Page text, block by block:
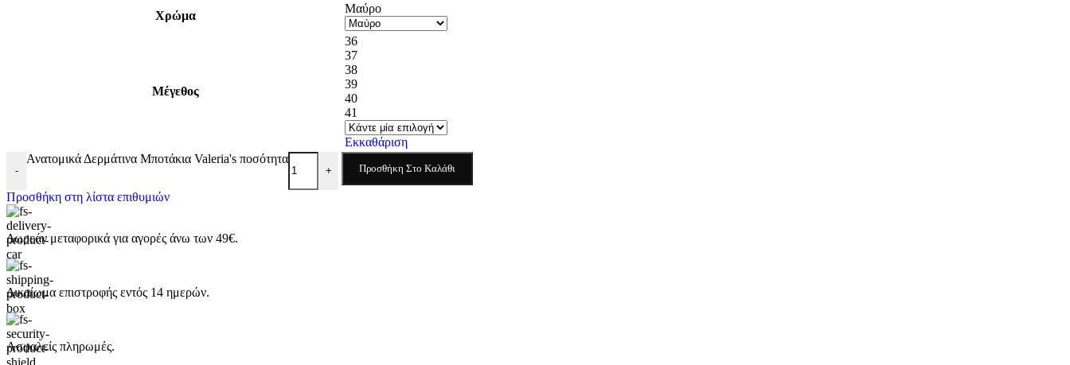
Xti
Χρώμα
Μαύρο
Μέγεθος
36
37
38
39
40
41
Εκκαθάριση
-
Ανατομικά Δερμάτινα Μποτάκια Valeria's ποσότητα
+ Προσθήκη Στο Καλάθι
Προσθήκη στη λίστα επιθυμιών
Δωρεάν μεταφορικά για αγορές άνω των 49€.
Δικαίωμα επιστροφής εντός 14 ημερών.
Ασφαλείς πληρωμές.